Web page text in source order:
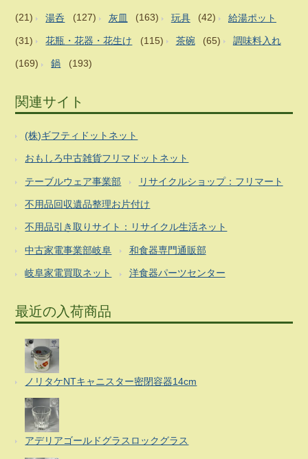
(21) 湯呑 (127) 灰皿 (163) 玩具 (42) 給湯ポット
(31) 花瓶・花器・花生け (115) 茶碗 (65) 調味料入れ
(169) 鍋 (193)
関連サイト
(株)ギフティドットネット
おもしろ中古雑貨フリマドットネット
テーブルウェア事業部 リサイクルショップ：フリマート
不用品回収遺品整理お片付け
不用品引き取りサイト：リサイクル生活ネット
中古家電事業部岐阜 和食器専門通販部
岐阜家電買取ネット 洋食器パーツセンター
最近の入荷商品
ノリタケNTキャニスター密閉容器14cm
アデリアゴールドグラスロックグラス